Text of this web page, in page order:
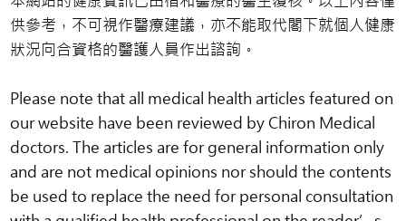
供參考，不可視作醫療建議，亦不能取代閣下就個人健康
狀況向合資格的醫護人員作出諮詢。
Please note that all medical health articles featured on
our website have been reviewed by Chiron Medical
doctors. The articles are for general information only
and are not medical opinions nor should the contents
be used to replace the need for personal consultation